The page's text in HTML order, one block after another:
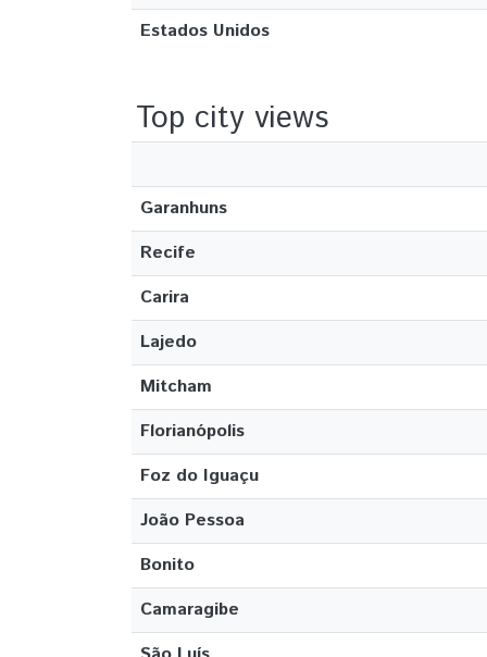
Estados Unidos
Top city views
Garanhuns
Recife
Carira
Lajedo
Mitcham
Florianópolis
Foz do Iguaçu
João Pessoa
Bonito
Camaragibe